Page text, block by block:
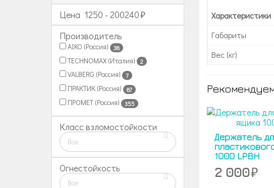
Цена 1250 - 200240
Производитель
AIKO (Россия) 38
TECHNOMAX (Италия) 2
VALBERG (Россия) 7
ПРАКТИК (Россия) 87
ПРОМЕТ (Россия) 355
Класс взломостойкости
Все
Огнестойкость
Все
Характеристики
Габариты
Вес (кг)
Держатель
1000 LPBH
2 000